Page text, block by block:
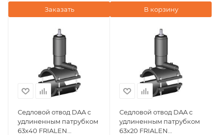
Заказать В корзину
Седловой отвод DAA с
удлиненным патрубком
63х40 FRIALEN
Седловой отвод DAA с
удлиненным патрубком
63х20 FRIALEN